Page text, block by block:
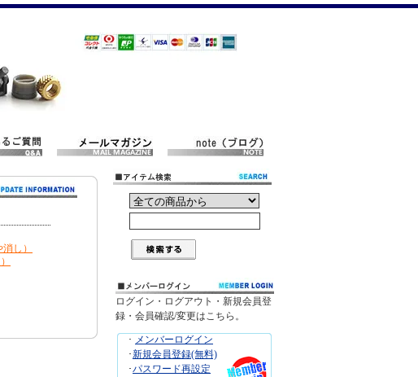
ログイン・ログアウト・新規会員登
録・会員確認/変更はこちら。
･ メンバーログイン
･新規会員登録(無料)
･パスワード再設定